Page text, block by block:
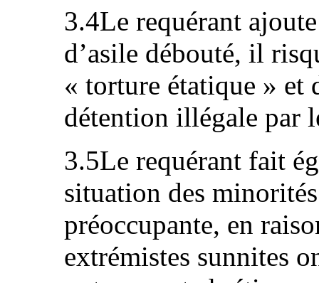
3.4Le requérant
d’asile débouté, il
« torture étatique » et
détention illégale par
3.5Le requérant fait
situation des
préoccupante, en
extrémistes sunnites